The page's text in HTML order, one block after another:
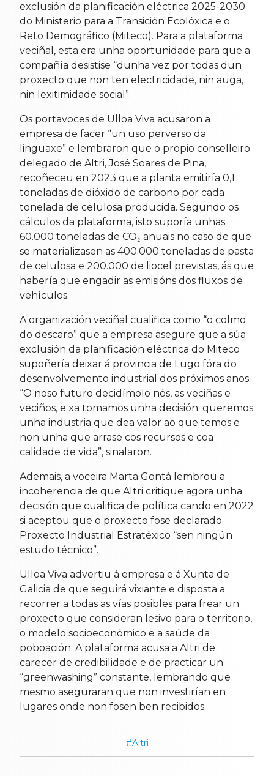
exclusión da planificación eléctrica 2025-2030
do Ministerio para a Transición Ecolóxica e o
Reto Demográfico (Miteco). Para a plataforma
veciñal, esta era unha oportunidade para que a
compañía desistise “dunha vez por todas dun
proxecto que non ten electricidade, nin auga,
nin lexitimidade social”.
Os portavoces de Ulloa Viva acusaron a
empresa de facer “un uso perverso da
linguaxe” e lembraron que o propio conselleiro
delegado de Altri, José Soares de Pina,
recoñeceu en 2023 que a planta emitiría 0,1
toneladas de dióxido de carbono por cada
tonelada de celulosa producida. Segundo os
cálculos da plataforma, isto suporía unhas
60.000 toneladas de CO₂ anuais no caso de que
se materializasen as 400.000 toneladas de pasta
de celulosa e 200.000 de liocel previstas, ás que
habería que engadir as emisións dos fluxos de
vehículos.
A organización veciñal cualifica como “o colmo
do descaro” que a empresa asegure que a súa
exclusión da planificación eléctrica do Miteco
supoñería deixar á provincia de Lugo fóra do
desenvolvemento industrial dos próximos anos.
“O noso futuro decidímolo nós, as veciñas e
veciños, e xa tomamos unha decisión: queremos
unha industria que dea valor ao que temos e
non unha que arrase cos recursos e coa
calidade de vida”, sinalaron.
Ademais, a voceira Marta Gontá lembrou a
incoherencia de que Altri critique agora unha
decisión que cualifica de política cando en 2022
si aceptou que o proxecto fose declarado
Proxecto Industrial Estratéxico “sen ningún
estudo técnico”.
Ulloa Viva advertiu á empresa e á Xunta de
Galicia de que seguirá vixiante e disposta a
recorrer a todas as vías posibles para frear un
proxecto que consideran lesivo para o territorio,
o modelo socioeconómico e a saúde da
poboación. A plataforma acusa a Altri de
carecer de credibilidade e de practicar un
“greenwashing” constante, lembrando que
mesmo aseguraran que non investirían en
lugares onde non fosen ben recibidos.
Altri